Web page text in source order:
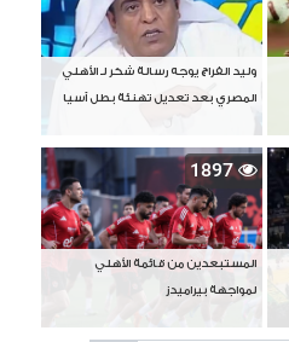
وليد الفراج يوجه رسالة شكر لـ الأهلي
المصري بعد تعديل تهنئة بطل آسيا
1897
المستبعدين من قائمة الأهلي
لمواجهة بيراميدز